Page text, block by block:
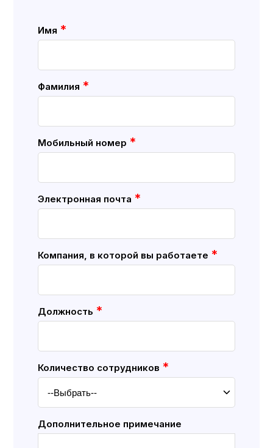
Имя *
Фамилия *
Мобильный номер *
Электронная почта *
Компания, в которой вы работаете *
Должность *
Количество сотрудников *
Дополнительное примечание